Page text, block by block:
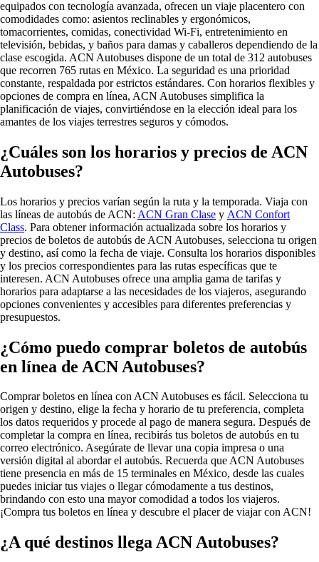
equipados con tecnología avanzada, ofrecen un viaje placentero con
comodidades como: asientos reclinables y ergonómicos,
tomacorrientes, comidas, conectividad Wi-Fi, entretenimiento en
televisión, bebidas, y baños para damas y caballeros dependiendo de la
clase escogida. ACN Autobuses dispone de un total de 312 autobuses
que recorren 765 rutas en México. La seguridad es una prioridad
constante, respaldada por estrictos estándares. Con horarios flexibles y
opciones de compra en línea, ACN Autobuses simplifica la
planificación de viajes, convirtiéndose en la elección ideal para los
amantes de los viajes terrestres seguros y cómodos.
¿Cuáles son los horarios y precios de ACN
Autobuses?
Los horarios y precios varían según la ruta y la temporada. Viaja con
las líneas de autobús de ACN: ACN Gran Clase y ACN Confort
Class. Para obtener información actualizada sobre los horarios y
precios de boletos de autobús de ACN Autobuses, selecciona tu origen
y destino, así como la fecha de viaje. Consulta los horarios disponibles
y los precios correspondientes para las rutas específicas que te
interesen. ACN Autobuses ofrece una amplia gama de tarifas y
horarios para adaptarse a las necesidades de los viajeros, asegurando
opciones convenientes y accesibles para diferentes preferencias y
presupuestos.
¿Cómo puedo comprar boletos de autobús
en línea de ACN Autobuses?
Comprar boletos en línea con ACN Autobuses es fácil. Selecciona tu
origen y destino, elige la fecha y horario de tu preferencia, completa
los datos requeridos y procede al pago de manera segura. Después de
completar la compra en línea, recibirás tus boletos de autobús en tu
correo electrónico. Asegúrate de llevar una copia impresa o una
versión digital al abordar el autobús. Recuerda que ACN Autobuses
tiene presencia en más de 15 terminales en México, desde las cuales
puedes iniciar tus viajes o llegar cómodamente a tus destinos,
brindando con esto una mayor comodidad a todos los viajeros.
¡Compra tus boletos en línea y descubre el placer de viajar con ACN!
¿A qué destinos llega ACN Autobuses?